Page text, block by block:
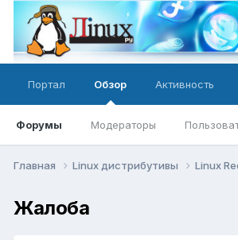
Портал Обзор
Форумы Модераторы
Активность
Главная Linux дистрибутивы Linux
Жалоба